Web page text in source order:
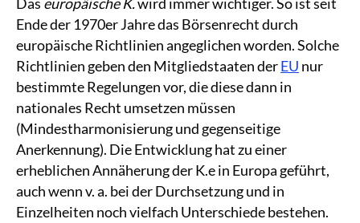
Ende der 1970er Jahre das Börsenrecht durch
europäische Richtlinien angeglichen worden. Solche
Richtlinien geben den Mitgliedstaaten derEU nur
bestimmte Regelungen vor, die diese dann in
nationales Recht umsetzen müssen
(Mindestharmonisierung und gegenseitige
Anerkennung). Die Entwicklung hat zu einer
erheblichen Annäherung der K.e in Europa geführt,
auch wenn v. a. bei der Durchsetzung und in
Einzelheiten noch vielfach Unterschiede bestehen.